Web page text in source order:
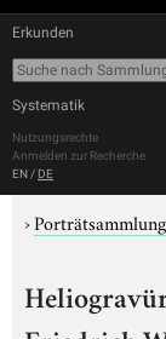
Erkunden
Systematik
Nutzungsrechte
Anmelden zur Recherche
EN / DE
›